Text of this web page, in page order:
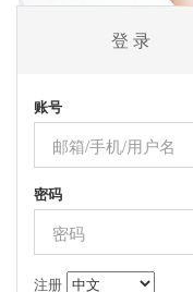
登 录
账号
密码
注册